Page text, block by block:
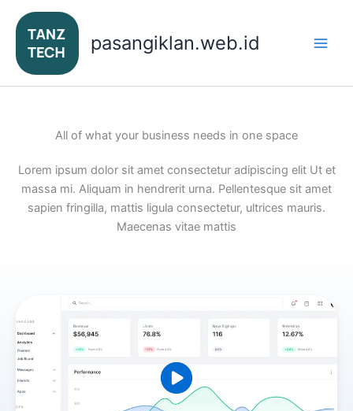
Lewati
konten
pasangiklan.web.id
All of what your business needs in one space
Lorem ipsum dolor sit amet consectetur adipiscing elit Ut et
massa mi. Aliquam in hendrerit urna. Pellentesque sit amet
sapien fringilla, mattis ligula consectetur, ultrices mauris.
Maecenas vitae mattis